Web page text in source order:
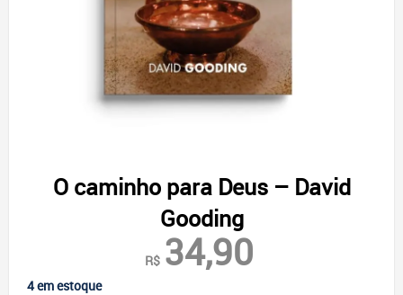
O caminho para Deus – David
Gooding
R$ 34,90
4 em estoque